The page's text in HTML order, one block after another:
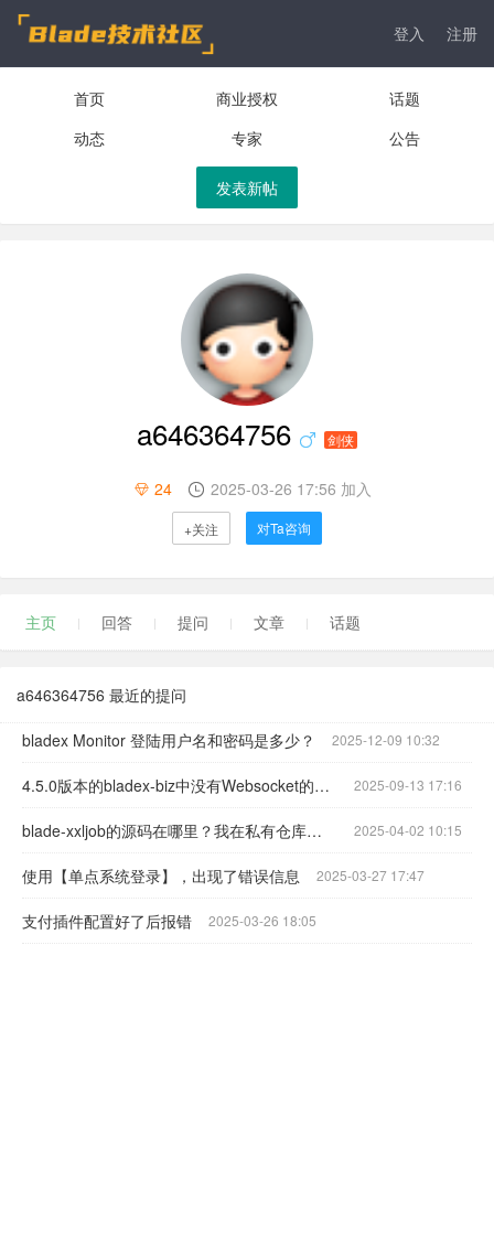
登入 注册
首页 商业授权
话题
动态
专家 公告
发表新帖
a646364756 剑侠
24 2025-03-26 17:56 加入
+关注 对Ta咨询
主页 回答 提问 文章 话题
a646364756 最近的提问
bladex Monitor 登陆用户名和密码是多少？ 2025-12-09 10:32
4.5.0版本的bladex-biz中没有Websocket的支持？ 2025-09-13 17:16
blade-xxljob的源码在哪里？我在私有仓库中没找到？ 2025-04-02 10:15
使用【单点系统登录】，出现了错误信息 2025-03-27 17:47
支付插件配置好了后报错 2025-03-26 18:05